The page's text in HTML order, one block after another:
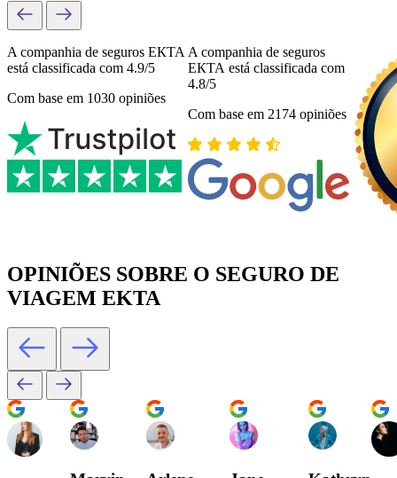
A companhia de seguros ЕКТА
está classificada com 4.9/5
Com base em 1030 opiniões
A companhia de seguros
ЕКТА está classificada com
4.8/5
Com base em 2174 opiniões
OPINIÕES SOBRE O SEGURO DE
VIAGEM EKTA